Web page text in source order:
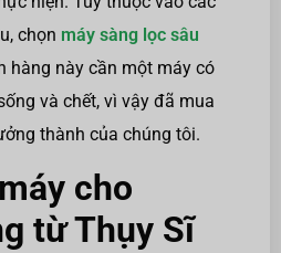
chọn máy sàng lọc sâu
hàng này cần một máy có
và chết, vì vậy đã mua
thành của chúng tôi.
cho
từ Thụy Sĩ